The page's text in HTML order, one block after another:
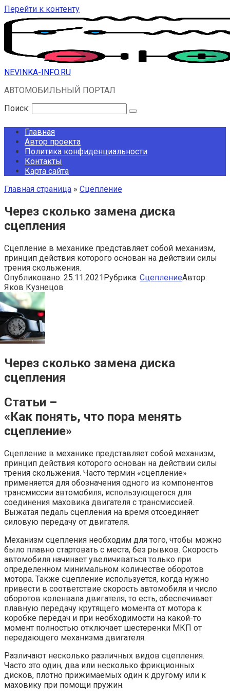
Перейти к контенту
NEVINKA-INFO.RU
АВТОМОБИЛЬНЫЙ ПОРТАЛ
Поиск:
Главная
Автор проекта
Политика конфиденциальности
Контакты
Карта сайта
Главная страница » Сцепление
Через сколько замена диска
сцепления
Сцепление в механике представляет собой механизм,
принцип действия которого основан на действии силы
трения скольжения.
Опубликовано: 25.11.2021Рубрика: СцеплениеАвтор:
Яков Кузнецов
Через сколько замена диска
сцепления
Статьи –
«Как понять, что пора менять
сцепление»
Сцепление в механике представляет собой механизм,
принцип действия которого основан на действии силы
трения скольжения. Часто термин «сцепление»
применяется для обозначения одного из компонентов
трансмиссии автомобиля, использующегося для
соединения маховика двигателя с трансмиссией.
Выжатая педаль сцепления на время отсоединяет
силовую передачу от двигателя.
Механизм сцепления необходим для того, чтобы можно
было плавно стартовать с места, без рывков. Скорость
автомобиля начинает увеличиваться только при
определенном минимальном количестве оборотов
мотора. Также сцепление используется, когда нужно
привести в соответствие скорость автомобиля и число
оборотов коленвала двигателя, то есть, обеспечивает
плавную передачу крутящего момента от мотора к
коробке передач и при необходимости на какой-то
момент полностью отключает шестеренки МКП от
передающего механизма двигателя.
Различают несколько различных видов сцепления.
Часто это один, два или несколько фрикционных
дисков, плотно прижимаемых один к другому или к
маховику при помощи пружин.